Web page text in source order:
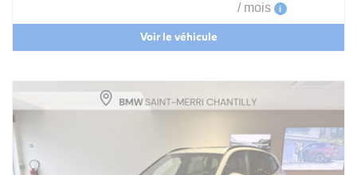
/ mois i
Voir le véhicule